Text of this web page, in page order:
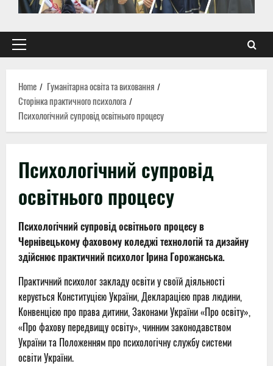
Primary
Home
Гуманітарна освіта та виховання
Сторінка практичного психолога
Психологічний супровід освітнього процесу
Психологічний супровід
освітнього процесу
Психологічний супровід освітнього процесу в
Чернівецькому фаховому коледжі технологій та дизайну
здійснює практичний психолог Ірина Горожанська.
Практичний психолог закладу освіти у своїй діяльності
керується Конституцією України, Декларацією прав людини,
Конвенцією про права дитини, Законами України «Про освіту»,
«Про фахову передвищу освіту», чинним законодавством
України та Положенням про психологічну службу системи
освіти України.